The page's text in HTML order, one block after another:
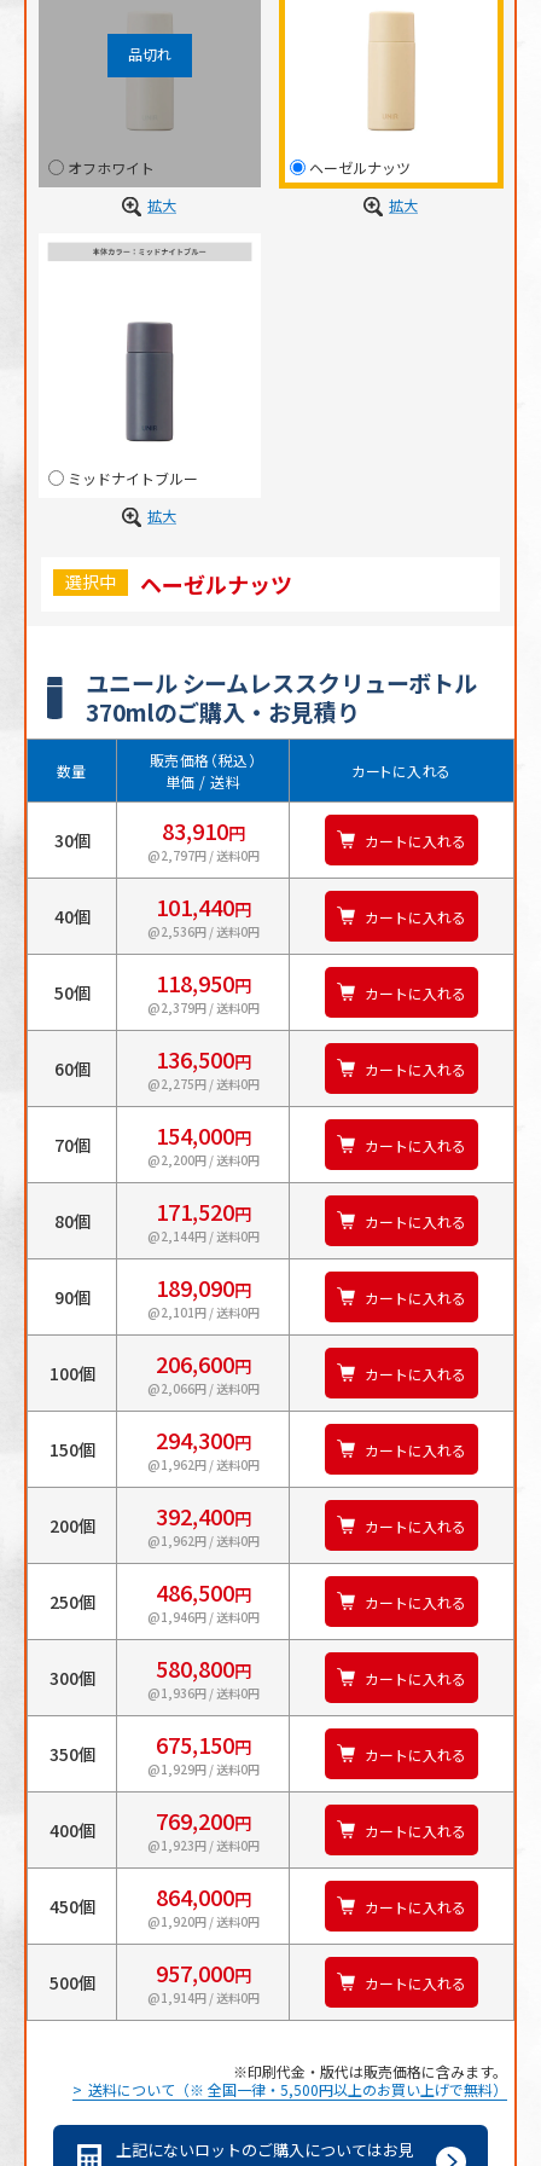
オフホワイト
拡大
ヘーゼルナッツ
拡大
ミッドナイトブルー
拡大
選択中 ヘーゼルナッツ
ユニール シームレススクリューボトル
370mlのご購入・お見積り
数量
販売価格（税込）
単価 / 送料
カートに入れる
30個 83,910円
@2,797円 / 送料0円
カートに入れる
40個 101,440円
@2,536円 / 送料0円
カートに入れる
50個 118,950円
@2,379円 / 送料0円
カートに入れる
60個 136,500円
@2,275円 / 送料0円
カートに入れる
70個 154,000円
@2,200円 / 送料0円
カートに入れる
80個 171,520円
@2,144円 / 送料0円
カートに入れる
90個 189,090円
@2,101円 / 送料0円
カートに入れる
100個 206,600円
@2,066円 / 送料0円
カートに入れる
150個 294,300円
@1,962円 / 送料0円
カートに入れる
200個 392,400円
@1,962円 / 送料0円
カートに入れる
250個 486,500円
@1,946円 / 送料0円
カートに入れる
300個 580,800円
@1,936円 / 送料0円
カートに入れる
350個 675,150円
@1,929円 / 送料0円
カートに入れる
400個 769,200円
@1,923円 / 送料0円
カートに入れる
450個 864,000円
@1,920円 / 送料0円
カートに入れる
500個 957,000円
@1,914円 / 送料0円
カートに入れる
印刷代金・版代は販売価格に含みます。
送料について（※ 全国一律・5,500円以上のお買い上げで無料）
上記にないロットのご購入についてはお見